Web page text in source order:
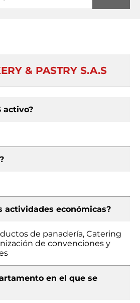
& PASTRY S.A.S
activo?
actividades económicas?
de panadería, Catering
de convenciones y
en el que se